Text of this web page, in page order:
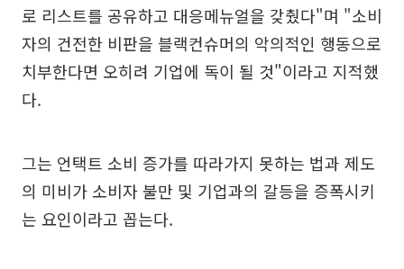
로 리스트를 공유하고 대응메뉴얼을 갖췄다"며 "소비
자의 건전한 비판을 블랙컨슈머의 악의적인 행동으로
치부한다면 오히려 기업에 독이 될 것"이라고 지적했
다.
그는 언택트 소비 증가를 따라가지 못하는 법과 제도
의 미비가 소비자 불만 및 기업과의 갈등을 증폭시키
는 요인이라고 꼽는다.